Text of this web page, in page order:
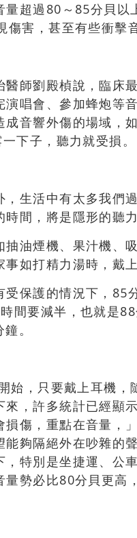
量超過80～85分貝
傷害，甚至有些衝擊
醫師劉殿楨說，臨床
演唱會、參加蜂炮等
成音響外傷的場域，
下子，聽力就受損。
，生活中有太多我們
間，將是隱形的聽
抽油煙機、果汁機、
如打精力湯時，戴
受保護的情況下，85
間要減半，也就是
。
始，只要戴上耳機
，許多統計已經顯
損傷，重點在音量，
能夠隔絕外在吵雜的
，特別是坐捷運、公
量勢必比80分貝更高